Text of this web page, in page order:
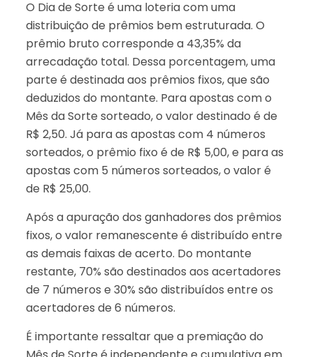
O Dia de Sorte é uma loteria com uma
distribuição de prêmios bem estruturada. O
prêmio bruto corresponde a 43,35% da
arrecadação total. Dessa porcentagem, uma
parte é destinada aos prêmios fixos, que são
deduzidos do montante. Para apostas com o
Mês da Sorte sorteado, o valor destinado é de
R$ 2,50. Já para as apostas com 4 números
sorteados, o prêmio fixo é de R$ 5,00, e para as
apostas com 5 números sorteados, o valor é
de R$ 25,00.
Após a apuração dos ganhadores dos prêmios
fixos, o valor remanescente é distribuído entre
as demais faixas de acerto. Do montante
restante, 70% são destinados aos acertadores
de 7 números e 30% são distribuídos entre os
acertadores de 6 números.
É importante ressaltar que a premiação do